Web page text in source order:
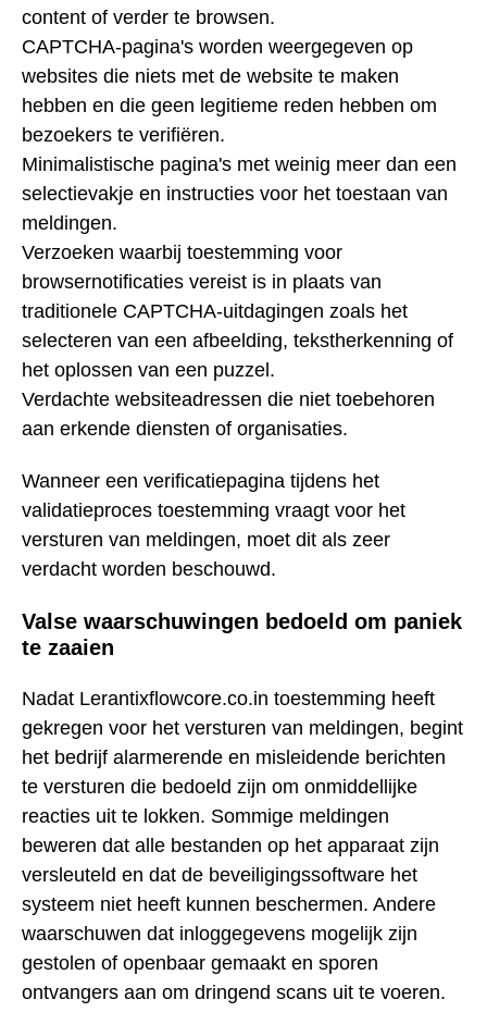
content of verder te browsen.
CAPTCHA-pagina's worden weergegeven op
websites die niets met de website te maken
hebben en die geen legitieme reden hebben om
bezoekers te verifiëren.
Minimalistische pagina's met weinig meer dan een
selectievakje en instructies voor het toestaan van
meldingen.
Verzoeken waarbij toestemming voor
browsernotificaties vereist is in plaats van
traditionele CAPTCHA-uitdagingen zoals het
selecteren van een afbeelding, tekstherkenning of
het oplossen van een puzzel.
Verdachte websiteadressen die niet toebehoren
aan erkende diensten of organisaties.
Wanneer een verificatiepagina tijdens het
validatieproces toestemming vraagt voor het
versturen van meldingen, moet dit als zeer
verdacht worden beschouwd.
Valse waarschuwingen bedoeld om paniek
te zaaien
Nadat Lerantixflowcore.co.in toestemming heeft
gekregen voor het versturen van meldingen, begint
het bedrijf alarmerende en misleidende berichten
te versturen die bedoeld zijn om onmiddellijke
reacties uit te lokken. Sommige meldingen
beweren dat alle bestanden op het apparaat zijn
versleuteld en dat de beveiligingssoftware het
systeem niet heeft kunnen beschermen. Andere
waarschuwen dat inloggegevens mogelijk zijn
gestolen of openbaar gemaakt en sporen
ontvangers aan om dringend scans uit te voeren.